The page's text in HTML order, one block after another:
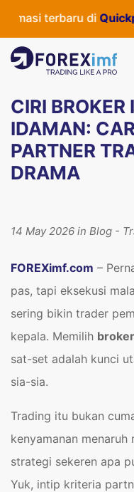
diQuickpro.co.id
CIRI BROKER
IDAMAN:
PARTNER
DRAMA
14 May 2026 in Blog -
FOREXimf.com –
pas, tapi eksekusi
sering bikin trader
kepala. Memilih
sat-set adalah kunci
sia-sia.
Trading itu bukan
kenyamanan
strategi sekeren apa
Yuk, intip kriteria